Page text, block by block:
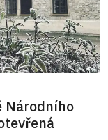
Národního